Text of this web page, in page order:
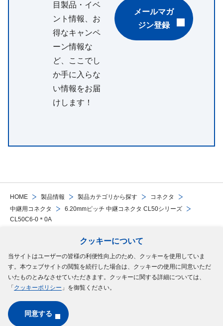
クッキーについて
当サイトはユーザーの皆様の利便性向上のため、クッキーを使用していま
す。本ウェブサイトの閲覧を続行した場合は、クッキーの使用に同意いただ
いたものとみなさせていただきます。クッキーに関する詳細については、
「 クッキーポリシー 」を御覧ください。
同意する
HOME 製品情報 製品カテゴリから探す
コネクタ
中継用コネクタ
6.20mmピッチ 中継コネクタ CL50シリーズ
CL50C6-0＊0A
目製品・イベ
ント情報、お
得なキャンペ
ーン情報な
ど、ここでし
か手に入らな
い情報をお届
けします！
メールマガ
ジン登録
サイトマップご利用規約個人情報の保護についてクッキーポリシー
ソーシャルメディアポリシー
Copyright © MinebeaMitsumi Inc. All rights reserved.​